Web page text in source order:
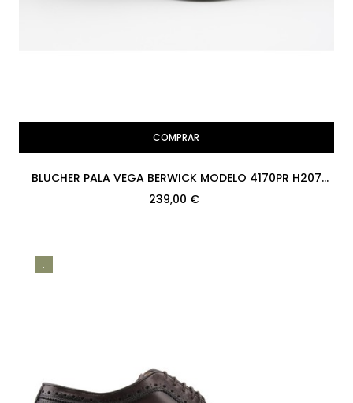
COMPRAR
BLUCHER PALA VEGA BERWICK MODELO 4170PR H207
REPELLO GUM OIL POLO...
239,00 €
.